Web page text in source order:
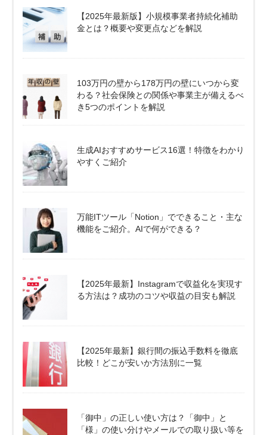
【2025年最新版】小規模事業者持続化補助
金とは？概要や変更点などを解説
103万円の壁から178万円の壁にいつから変
わる？社会保険との関係や事業主が備えるべ
き5つのポイントを解説
生成AIおすすめサービス16選！特徴をわかり
やすくご紹介
万能ITツール「Notion」でできること・主な
機能をご紹介。AIで何ができる？
【2025年最新】Instagramで収益化を実現す
る方法は？成功のコツや収益の目安も解説
【2025年最新】銀行間の振込手数料を徹底
比較！どこが安いか方法別に一覧
「御中」の正しい使い方は？「御中」と
「様」の使い分けやメールでの取り扱い等を